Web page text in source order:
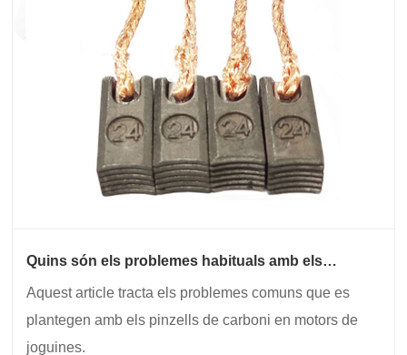
Quins són els problemes habituals amb els
Aquest article tracta els problemes comuns que es
plantegen amb els pinzells de carboni en motors de
joguines.